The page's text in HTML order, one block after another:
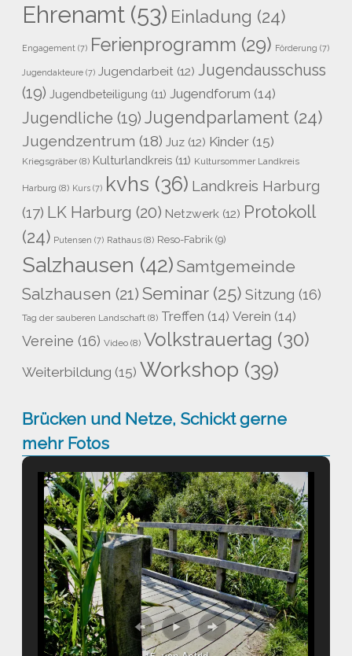
Ehrenamt (53) Einladung (24)
Engagement (7) Ferienprogramm (29) Förderung (7)
Jugendakteure (7) Jugendarbeit (12) Jugendausschuss
(19) Jugendbeteiligung (11) Jugendforum (14)
Jugendliche (19) Jugendparlament (24)
Jugendzentrum (18) Juz (12) Kinder (15)
Kriegsgräber (8) Kulturlandkreis (11) Kultursommer Landkreis
Harburg (8) Kurs (7) kvhs (36) Landkreis Harburg
(17) LK Harburg (20) Netzwerk (12) Protokoll
(24) Putensen (7) Rathaus (8) Reso-Fabrik (9)
Salzhausen (42) Samtgemeinde
Salzhausen (21) Seminar(25) Sitzung (16)
Tag der sauberen Landschaft (8) Treffen (14) Verein (14)
Vereine (16) Video (8) Volkstrauertag (30)
Weiterbildung (15) Workshop (39)
Brücken und Netze, Schickt gerne
mehr Fotos